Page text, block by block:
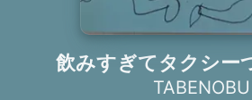
飲みすぎてタクシー
TABENOBU